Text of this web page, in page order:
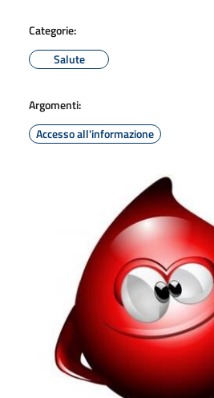
Categorie:
Salute
Argomenti:
Accesso all'informazione